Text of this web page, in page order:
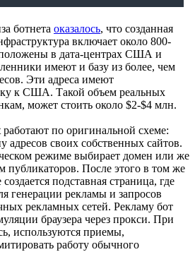
ботнета оказалось, что созданная
включает около 800-
в дата-центрах США и
имеют и базу из более, чем
Эти адреса имеют
к США. Такой объем реальных
может стоить около $2-$4 млн.
по оригинальной схеме:
адресов своих собственных сайтов.
режиме выбирает домен или же
публикаторов. После этого в том же
подставная страница, где
генерации рекламы и запросов
рекламных сетей. Рекламу бот
браузера через прокси. При
используются приемы,
работу обычного